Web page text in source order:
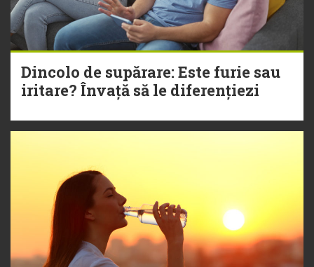
Dincolo de supărare: Este furie sau
iritare? Învață să le diferențiezi